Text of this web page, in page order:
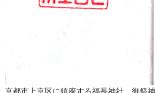
京都市上京区に鎮座する福長神社。御祭